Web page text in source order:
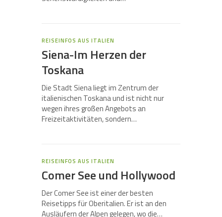
REISEINFOS AUS ITALIEN
Siena-Im Herzen der
Toskana
Die Stadt Siena liegt im Zentrum der
italienischen Toskana und ist nicht nur
wegen ihres großen Angebots an
Freizeitaktivitäten, sondern…
REISEINFOS AUS ITALIEN
Comer See und Hollywood
Der Comer See ist einer der besten
Reisetipps für Oberitalien. Er ist an den
Ausläufern der Alpen gelegen, wo die…